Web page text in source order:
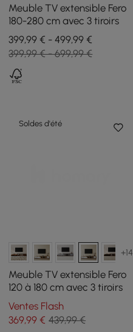
Meuble TV extensible Fero
180-280 cm avec 3 tiroirs
399,99 € - 499,99 €
399,99 € - 699,99 €
Soldes d'été
+14
Meuble TV extensible Fero
120 à 180 cm avec 3 tiroirs
Ventes Flash
369,99 € 439,99 €